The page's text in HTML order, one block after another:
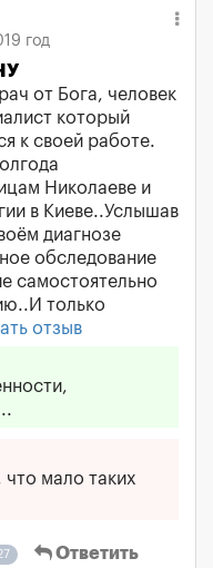
год
от Бога, человек
который
к своей работе.
Николаеве и
в Киеве..Услышав
диагнозе
обследование
самостоятельно
только
отзыв
что мало таких
Ответить